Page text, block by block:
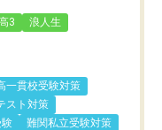
3 浪人生
一貫校受験対策
スト対策
難関私立受験対策